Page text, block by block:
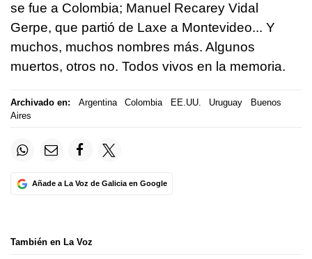
se fue a Colombia; Manuel Recarey Vidal
Gerpe, que partió de Laxe a Montevideo... Y
muchos, muchos nombres más. Algunos
muertos, otros no. Todos vivos en la memoria.
Archivado en: Argentina Colombia EE.UU. Uruguay
Buenos
Aires
Añade a La Voz de Galicia en Google
También en La Voz